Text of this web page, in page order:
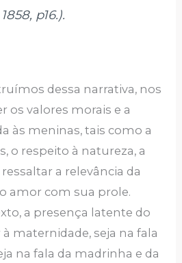
p16.).
dessa narrativa, nos
os valores morais e a
às meninas, tais como a
o respeito à natureza, a
a relevância da
amor com sua prole.
a presença latente do
maternidade, seja na fala
na fala da madrinha e da